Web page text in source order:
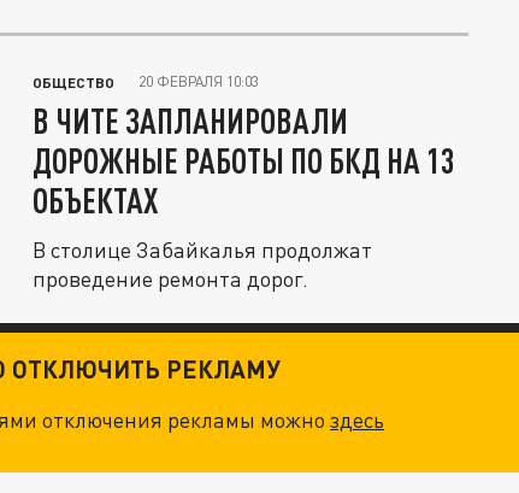
ОБЩЕСТВО 20 ФЕВРАЛЯ 10:03
В ЧИТЕ ЗАПЛАНИРОВАЛИ
ДОРОЖНЫЕ РАБОТЫ ПО БКД НА 13
ОБЪЕКТАХ
В столице Забайкалья продолжат
проведение ремонта дорог.
ОТКЛЮЧИТЬ РЕКЛАМУ
отключения рекламы можноздесь